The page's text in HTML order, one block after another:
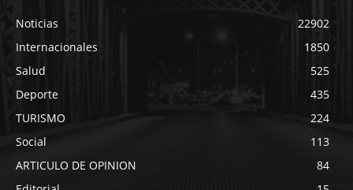
Noticias
22902
Internacionales
1850
Salud
525
Deporte
435
TURISMO
224
Social
113
ARTICULO DE OPINION
84